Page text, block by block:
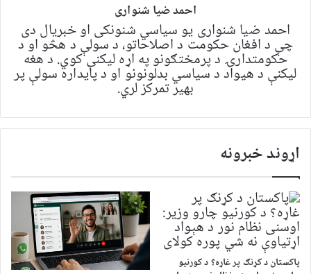
احمد ضیا شنواری
احمد ضیا شنواری یو سياسي شنونکی او خبریال دی
چې د افغان حکومت د اصلاحاتو، د سولې د هڅو او د
حکومتدارۍ د پرمختګونو په اړه لیکنې کوي. د هغه
لیکنې د هیواد د سیاسي بدلونونو او د پایداره سولې پر
بهیر تمرکز لري.
اړوند خبرونه
پاکستان د کړنګ پر غاړه؟ د کورنیو